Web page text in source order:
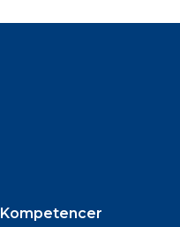
Kompetencer